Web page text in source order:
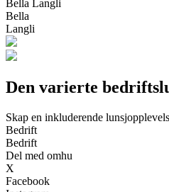
Bella Langli
Bella
Langli
Den varierte
Skap en inkluderende
Bedrift
Bedrift
Del med omhu
X
Facebook